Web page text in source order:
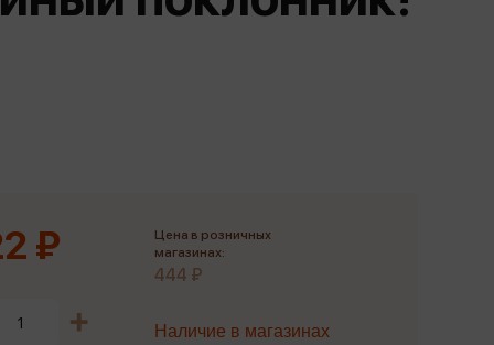
₽
Цена в розничных
магазинах:
444 ₽
Наличие в магазинах